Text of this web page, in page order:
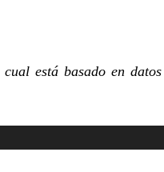
está basado en datos